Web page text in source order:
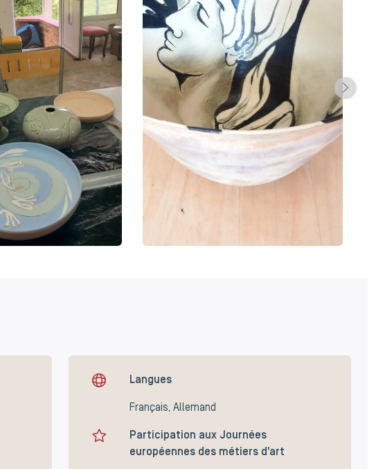
Langues
Français, Allemand
Participation aux Journées
européennes des métiers d'art